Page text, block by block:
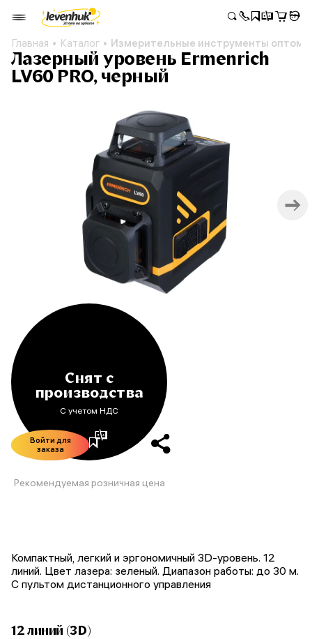
Главная Каталог Измерительные инструменты оптом
Лазерный уровень Ermenrich
LV60 PRO, черный
Снят с
производства
С учетом НДС
Войти для
заказа
Рекомендуемая розничная цена
Компактный, легкий и эргономичный 3D-уровень. 12
линий. Цвет лазера: зеленый. Диапазон работы: до 30 м.
С пультом дистанционного управления
12 линий (3D)